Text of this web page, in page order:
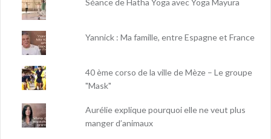
Séance de Hatha Yoga avec Yoga Mayura
Yannick : Ma famille, entre Espagne et France
40 ème corso de la ville de Mèze – Le groupe
"Mask"
Aurélie explique pourquoi elle ne veut plus
manger d’animaux